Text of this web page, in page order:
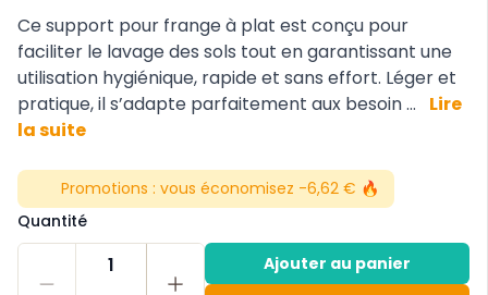
Ce support pour frange à plat est conçu pour
faciliter le lavage des sols tout en garantissant une
utilisation hygiénique, rapide et sans effort. Léger et
pratique, il s’adapte parfaitement aux besoin ...
Lire
la suite
Promotions : vous économisez -6,62 € 🔥
Quantité
1
Ajouter au panier